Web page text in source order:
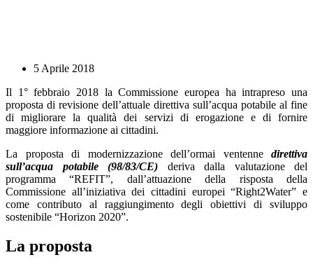
5 Aprile 2018
Il 1° febbraio 2018 la Commissione europea ha intrapreso una
proposta di revisione dell’attuale direttiva sull’acqua potabile al fine
di migliorare la qualità dei servizi di erogazione e di fornire
maggiore informazione ai cittadini.
La proposta di modernizzazione dell’ormai ventenne direttiva
sull’acqua potabile (98/83/CE) deriva dalla valutazione del
programma “REFIT”, dall’attuazione della risposta della
Commissione all’iniziativa dei cittadini europei “Right2Water” e
come contributo al raggiungimento degli obiettivi di sviluppo
sostenibile “Horizon 2020”.
La proposta